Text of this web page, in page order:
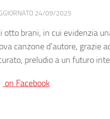
24/09/2025
otto brani, in cui evidenzia
canzone d’autore, grazie
preludio a un futuro
on Facebook